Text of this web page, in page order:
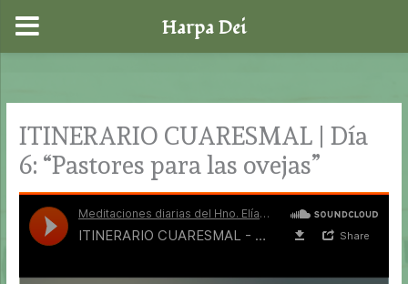
contenido
ITINERARIO CUARESMAL | Día
6: “Pastores para las ovejas”
Harpa Dei